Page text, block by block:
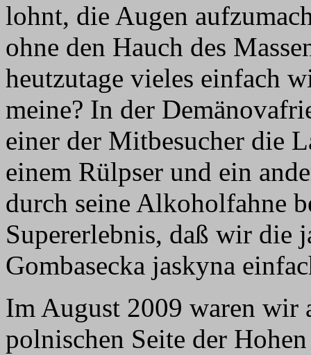
lohnt, die Augen
ohne den Hauch des
heutzutage vieles einfach
meine? In der
einer der Mitbesucher die
einem Rülpser und ein
durch seine Alkoholfahne
Supererlebnis, daß wir die
Gombasecka jaskyna
Im August 2009 waren wir
polnischen Seite der